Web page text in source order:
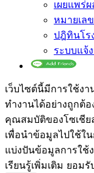
เผยแพร่
หมายเล
ปฎิทินโร
ระบบแจ้ง
เว็บไซต์นี้มีการใช้งา
ทำงานได้อย่างถูกต้อ
คุณสมบัติของโซเชีย
เพื่อนำข้อมูลไปใช้ใ
แบ่งปันข้อมูลการใช้
เรียนรู้เพิ่มเติม ยอมรั